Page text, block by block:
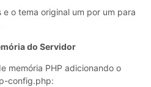
e o tema original um por um para
do Servidor
memória PHP adicionando o
config.php: